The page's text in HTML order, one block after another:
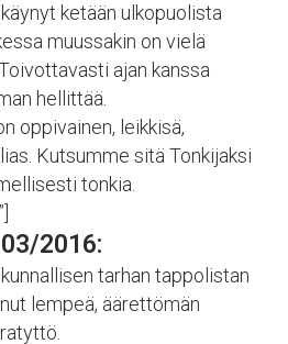
ketään ulkopuolista
muussakin on vielä
ajan kanssa
hellittää.
oppivainen, leikkisä,
Kutsumme sitä Tonkijaksi
tonkia.
2016:
tarhan tappolistan
lempeä, äärettömän